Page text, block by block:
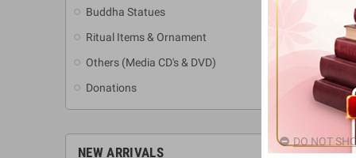
Buddha Statues
Ritual Items & Ornament
Others (Media CD's & DVD)
Donations
NEW ARRIVALS
DO NOT